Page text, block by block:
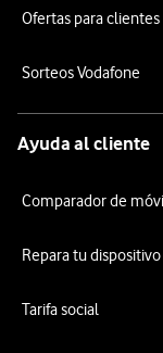
Ofertas para clientes
Sorteos Vodafone
Ayuda al cliente
Comparador de
Repara tu dispositivo
Tarifa social